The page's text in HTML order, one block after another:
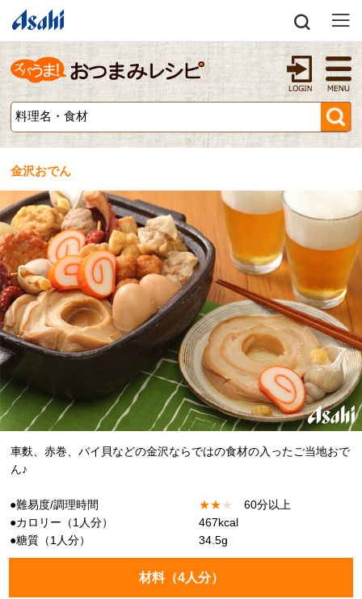
金沢おでん
車麩、赤巻、バイ貝などの金沢ならではの食材の入ったご当地おで
ん♪
●難易度/調理時間 ★★★
60分以上
●カロリー（1人分）
467kcal
●糖質（1人分）
34.5g
材料（4人分）